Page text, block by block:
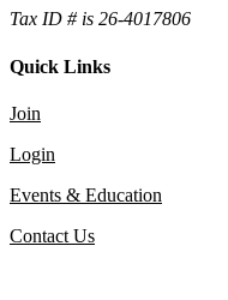
Tax ID # is 26-4017806
Quick Links
Join
Login
Events & Education
Contact Us